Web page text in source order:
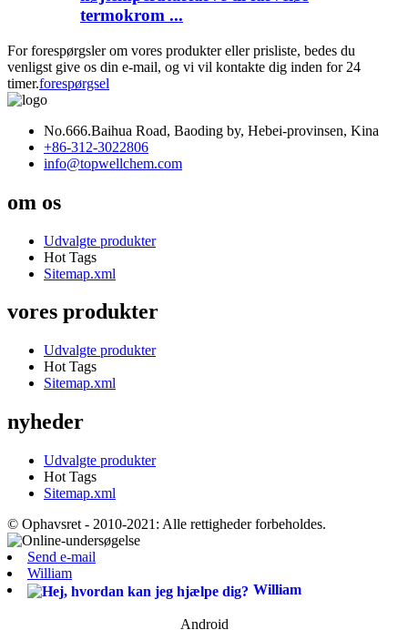
termokrom ...
For forespørgsler om vores produkter eller prisliste, bedes du
venligst give os din e-mail, og vi vil kontakte dig inden for 24
timer.forespørgsel
No.666.Baihua Road, Baoding by, Hebei-provinsen, Kina
+86-312-3022806
info@topwellchem.com
om os
Udvalgte produkter
Hot Tags
Sitemap.xml
vores produkter
Udvalgte produkter
Hot Tags
Sitemap.xml
nyheder
Udvalgte produkter
Hot Tags
Sitemap.xml
© Ophavsret - 2010-2021: Alle rettigheder forbeholdes.
Send e-mail
William
William
Android